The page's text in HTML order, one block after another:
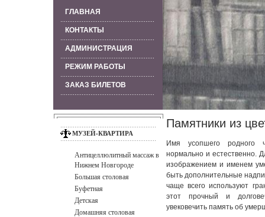
ГЛАВНАЯ
КОНТАКТЫ
АДМИНИСТРАЦИЯ
РЕЖИМ РАБОТЫ
ЗАКАЗ БИЛЕТОВ
МУЗЕЙ-КВАРТИРА
Антицеллюлитный массаж в
Нижнем Новгороде
Большая столовая
Буфетная
Детская
Домашняя столовая
Памятники из
Имя усопшего родного
нормально и естественно.
изображением и именем
быть дополнительные
чаще всего используют
этот прочный и
увековечить память об